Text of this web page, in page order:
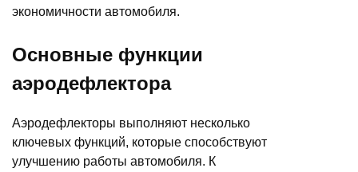
экономичности автомобиля.
Основные функции
аэродефлектора
Аэродефлекторы выполняют несколько
ключевых функций, которые способствуют
улучшению работы автомобиля. К